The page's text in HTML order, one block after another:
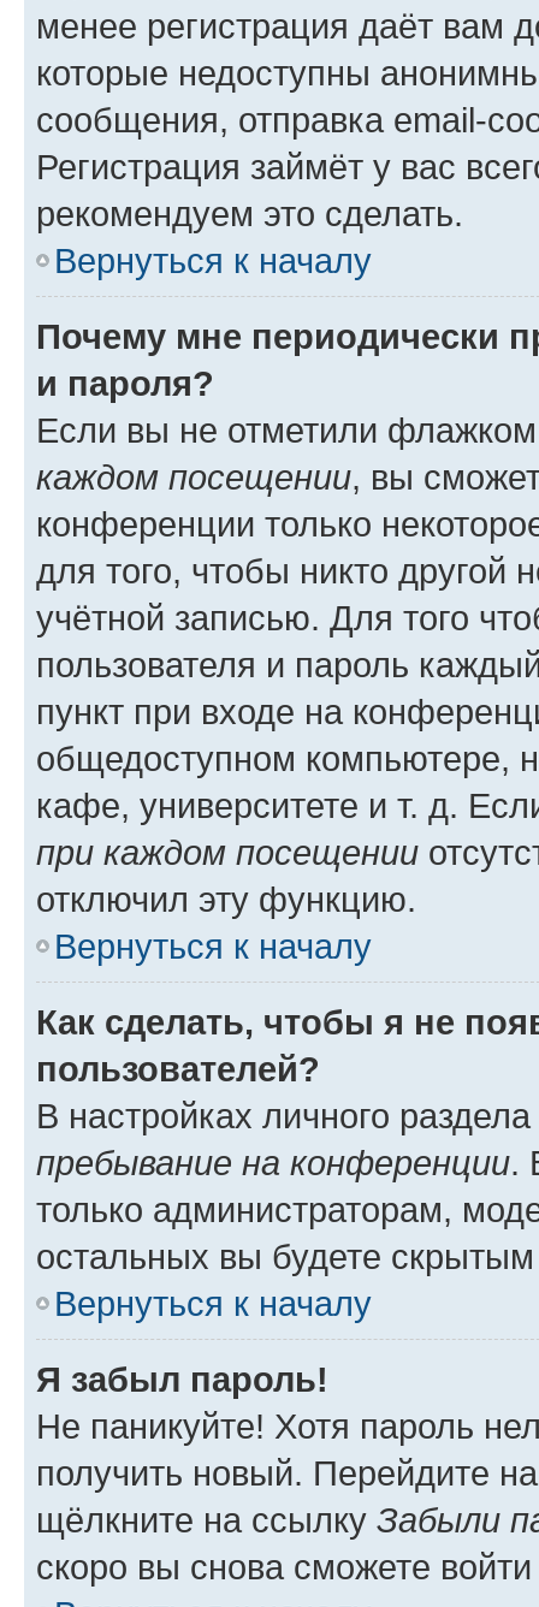
менее регистрация даёт вам
которые недоступны
сообщения, отправка email-
Регистрация займёт у вас
рекомендуем это сделать.
Вернуться к началу
Почему мне периодически
и пароля?
Если вы не отметили
каждом посещении, вы
конференции только
для того, чтобы никто другой
учётной записью. Для того
пользователя и пароль
пункт при входе на
общедоступном компьютере,
кафе, университете и т. д.
при каждом посещении
отключил эту функцию.
Вернуться к началу
Как сделать, чтобы я не
пользователей?
В настройках личного
пребывание на конференции.
только администраторам,
остальных вы будете
Вернуться к началу
Я забыл пароль!
Не паникуйте! Хотя пароль
получить новый. Перейдите
щёлкните на ссылку Забыли
скоро вы снова сможете